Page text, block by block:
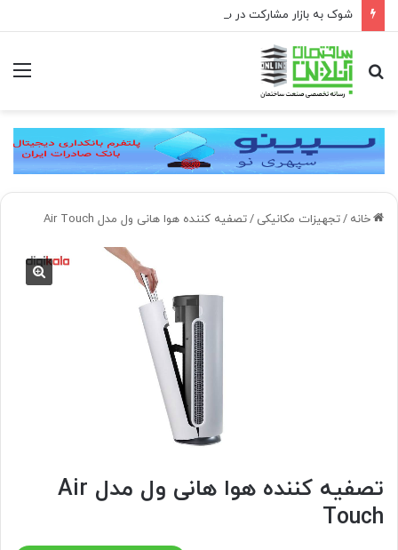
جستجو
برای
خانه /تجهیزات مکانیکی /تصفیه کننده هوا هانی ول مدل Air Touch
تصفیه کننده هوا هانی ول مدل Air
Touch